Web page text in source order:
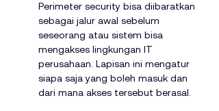
Perimeter security bisa diibaratkan
sebagai jalur awal sebelum
seseorang atau sistem bisa
mengakses lingkungan IT
perusahaan. Lapisan ini mengatur
siapa saja yang boleh masuk dan
dari mana akses tersebut berasal.